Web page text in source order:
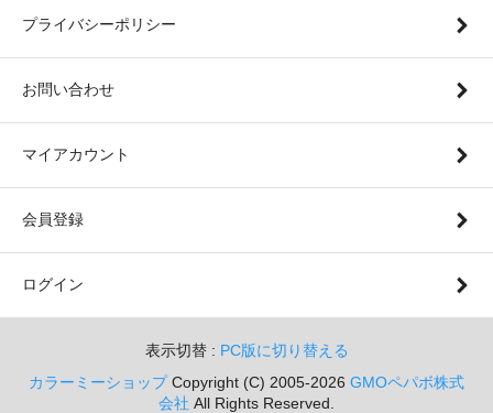
プライバシーポリシー
お問い合わせ
マイアカウント
会員登録
ログイン
表示切替 : PC版に切り替える
カラーミーショップCopyright (C) 2005-2026 GMOペパボ株式
会社 All Rights Reserved.